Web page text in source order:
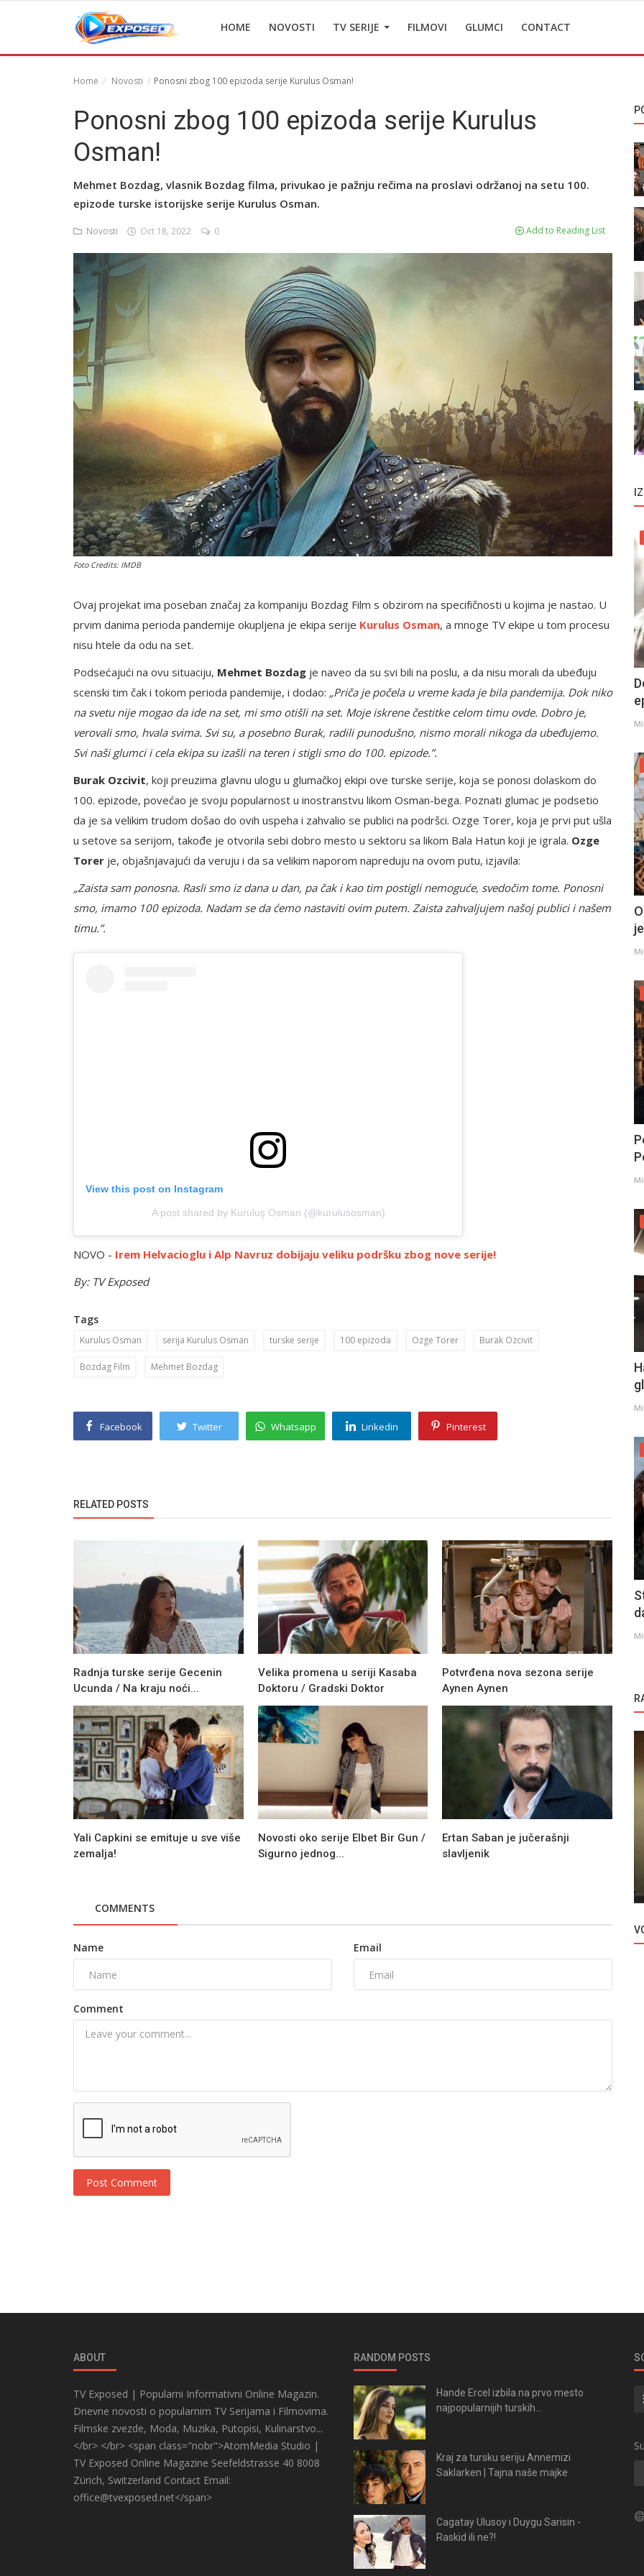
HOME NOVOSTI TV SERIJE FILMOVI GLUMCI CONTACT
Home Novosti Ponosni zbog 100 epizoda serije Kurulus Osman!
Ponosni zbog 100 epizoda serije Kurulus
Osman!
Mehmet Bozdag, vlasnik Bozdag filma, privukao je pažnju rečima na proslavi održanoj na setu 100.
epizode turske istorijske ​​serije Kurulus Osman.
Novosti Oct 18, 2022 0 Add to Reading List
Foto Credits: IMDB
Ovaj projekat ima poseban značaj za kompaniju Bozdag Film s obzirom na specifičnosti u kojima je nastao. U
prvim danima perioda pandemije okupljena je ekipa serije Kurulus Osman, a mnoge TV ekipe u tom procesu
nisu htele da odu na set.
Podsećajući na ovu situaciju, Mehmet Bozdag je naveo da su svi bili na poslu, a da nisu morali da ubeđuju
scenski tim čak i tokom perioda pandemije, i dodao: „Priča je počela u vreme kada je bila pandemija. Dok niko
na svetu nije mogao da ide na set, mi smo otišli​​na set. Moje iskrene čestitke celom timu ovde. Dobro je,
verovali smo, hvala svima. Svi su, a posebno Burak, radili punodušno, nismo morali nikoga da ubeđujemo.
Svi naši glumci i cela ekipa su izašli na teren i stigli smo do 100. epizode.”.
Burak Ozcivit, koji preuzima glavnu ulogu u glumačkoj ekipi ove turske serije, koja se ponosi dolaskom do
100. epizode, povećao je svoju popularnost u inostranstvu likom Osman-bega. Poznati glumac je podsetio
da je sa velikim trudom došao do ovih uspeha i zahvalio se publici na podršci. Ozge Torer, koja je prvi put ušla
u setove sa serijom, takođe je otvorila sebi dobro mesto u sektoru sa likom Bala Hatun koji je igrala. Ozge
Torer je, objašnjavajući da veruju i da sa velikim naporom napreduju na ovom putu, izjavila:
„Zaista sam ponosna. Rasli smo iz dana u dan, pa čak i kao tim postigli nemoguće, svedočim tome. Ponosni
smo, imamo 100 epizoda. Nadam se da ćemo nastaviti ovim putem. Zaista zahvaljujem našoj publici i našem
timu.”.
View this post on Instagram
A post shared by Kuruluş Osman (@kurulusosman)
NOVO - Irem Helvacioglu i Alp Navruz dobijaju veliku podršku zbog nove serije!
By: TV Exposed
Tags
Kurulus Osman serija Kurulus Osman turske serije 100 epizoda Ozge Torer Burak Ozcivit
Bozdag Film Mehmet Bozdag
Facebook Twitter Whatsapp Linkedin Pinterest
RELATED POSTS
Radnja turske serije Gecenin
Ucunda / Na kraju noći...
Velika promena u seriji Kasaba
Doktoru / Gradski Doktor
Potvrđena nova sezona serije
Aynen Aynen
Yali Capkini se emituje u sve više
zemalja!
Novosti oko serije Elbet Bir Gun /
Sigurno jednog...
Ertan Saban je jučerašnji
slavljenik
COMMENTS
Name Email
Comment
Post Comment
Novosti
Odluka je pala - Serija Aziz dobija drugu
Kurulus Osman
Turska Serija – Kurulus Osman epizoda
ABOUT
TV Exposed | Popularni Informativni Online Magazin.
Dnevne novosti o popularnim TV Serijama i Filmovima.
Filmske zvezde, Moda, Muzika, Putopisi, Kulinarstvo...
</br> </br> <span class="nobr">AtomMedia Studio |
TV Exposed Online Magazine Seefeldstrasse 40 8008
Zürich, Switzerland Contact Email:
office@tvexposed.net</span>
RANDOM POSTS
Hande Ercel izbila na prvo mesto
najpopularnijih turskih...
Kraj za tursku seriju Annemizi
Saklarken | Tajna naše majke
Cagatay Ulusoy i Duygu Sarisin -
Raskid ili ne?!